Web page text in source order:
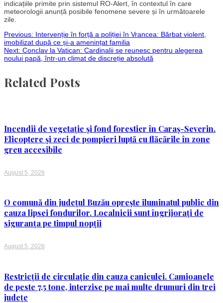
indicațiile primite prin sistemul RO-Alert, în contextul în care
meteorologii anunță posibile fenomene severe și în următoarele
zile.
Post
navigation
Previous: Intervenție în forță a poliției în Vrancea: Bărbat violent,
imobilizat după ce și-a amenințat familia
Next: Conclav la Vatican: Cardinalii se reunesc pentru alegerea
noului papă, într-un climat de discreție absolută
Related Posts
Incendii de vegetație și fond forestier în Caraș-Severin.
Elicoptere și zeci de pompieri luptă cu flăcările în zone
greu accesibile
August 5, 2026
O comună din județul Buzău oprește iluminatul public din
cauza lipsei fondurilor. Localnicii sunt îngrijorați de
siguranța pe timpul nopții
August 5, 2026
Restricții de circulație din cauza caniculei. Camioanele
de peste 7,5 tone, interzise pe mai multe drumuri din trei
județe